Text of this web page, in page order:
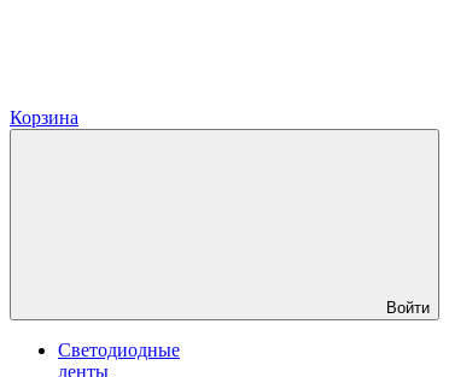
Корзина
Войти
Светодиодные
ленты